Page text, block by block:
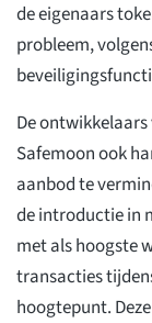
de eigenaars
probleem,
De
Safemoon ook
aanbod te
de introductie in
met als hoogste
transacties
hoogtepunt.